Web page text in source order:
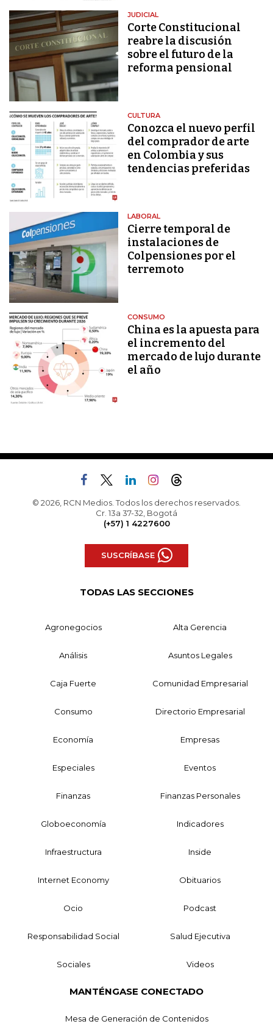
JUDICIAL
Corte Constitucional
reabre la discusión
sobre el futuro de la
reforma pensional
CULTURA
Conozca el nuevo perfil
del comprador de arte
en Colombia y sus
tendencias preferidas
LABORAL
Cierre temporal de
instalaciones de
Colpensiones por el
terremoto
CONSUMO
China es la apuesta para
el incremento del
mercado de lujo durante
el año
© 2026, RCN Medios. Todos los derechos reservados.
Cr. 13a 37-32, Bogotá
(+57) 1 4227600
SUSCRÍBASE
TODAS LAS SECCIONES
Agronegocios Alta Gerencia
Análisis Asuntos Legales
Caja Fuerte Comunidad Empresarial
Consumo Directorio Empresarial
Economía Empresas
Especiales Eventos
Finanzas Finanzas Personales
Globoeconomía Indicadores
Infraestructura Inside
Internet Economy Obituarios
Ocio Podcast
Responsabilidad Social Salud Ejecutiva
Sociales Videos
MANTÉNGASE CONECTADO
Mesa de Generación de Contenidos